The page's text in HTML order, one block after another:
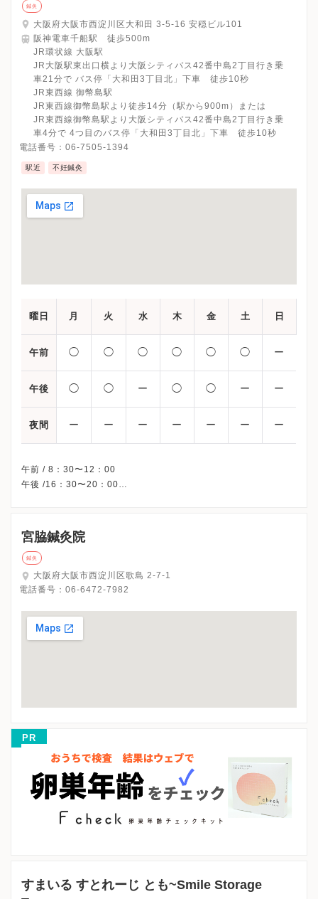
鍼灸
大阪府大阪市西淀川区大和田 3-5-16 安穏ビル101
阪神電車千船駅 徒歩500m
JR環状線 大阪駅
JR大阪駅東出口横より大阪シティバス42番中島2丁目行き乗
車21分で バス停「大和田3丁目北」下車 徒歩10秒
JR東西線 御幣島駅
JR東西線御幣島駅より徒歩14分（駅から900m）または
JR東西線御幣島駅より大阪シティバス42番中島2丁目行き乗
車4分で 4つ目のバス停「大和田3丁目北」下車 徒歩10秒
電話番号： 06-7505-1394
駅近 不妊鍼灸
曜日 月 火 水 木 金 土 日
午前 ◯ ◯ ◯ ◯ ◯ ◯ ー
午後 ◯ ◯ ー ◯ ◯ ー ー
夜間 ー ー ー ー ー ー ー
午前 / 8：30〜12：00
午後 /16：30〜20：00
宮脇鍼灸院
鍼灸
大阪府大阪市西淀川区歌島 2-7-1
電話番号： 06-6472-7982
PR
すまいる すとれーじ とも~Smile Storage